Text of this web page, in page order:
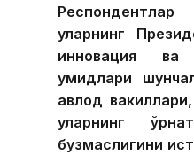
уларнинг
инновация ва
умидлари
авлод
уларнинг
бузмаслигини